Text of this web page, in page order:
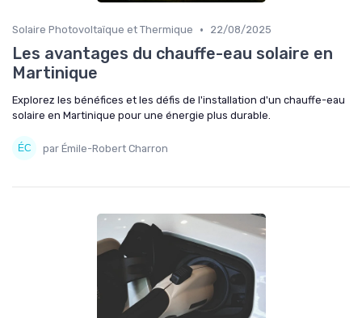
Solaire Photovoltaïque et Thermique • 22/08/2025
Les avantages du chauffe-eau solaire en
Martinique
Explorez les bénéfices et les défis de l'installation d'un chauffe-eau
solaire en Martinique pour une énergie plus durable.
par Émile-Robert Charron